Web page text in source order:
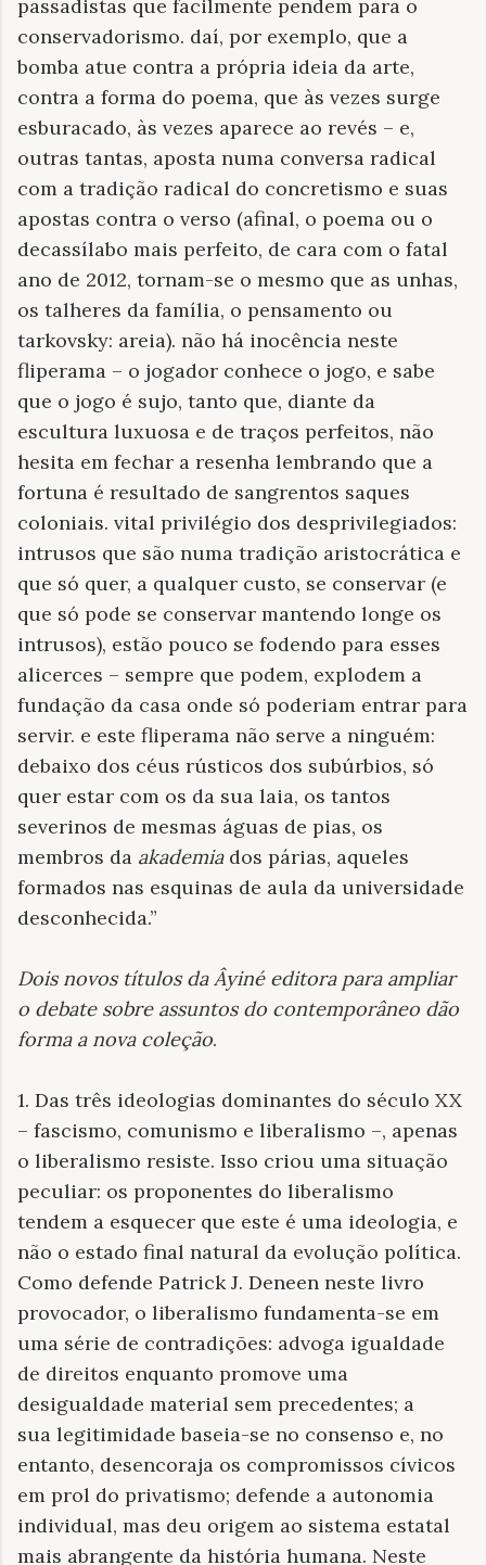
passadistas que facilmente pendem para o
conservadorismo. daí, por exemplo, que a
bomba atue contra a própria ideia da arte,
contra a forma do poema, que às vezes surge
esburacado, às vezes aparece ao revés – e,
outras tantas, aposta numa conversa radical
com a tradição radical do concretismo e suas
apostas contra o verso (afinal, o poema ou o
decassílabo mais perfeito, de cara com o fatal
ano de 2012, tornam-se o mesmo que as unhas,
os talheres da família, o pensamento ou
tarkovsky: areia). não há inocência neste
fliperama – o jogador conhece o jogo, e sabe
que o jogo é sujo, tanto que, diante da
escultura luxuosa e de traços perfeitos, não
hesita em fechar a resenha lembrando que a
fortuna é resultado de sangrentos saques
coloniais. vital privilégio dos desprivilegiados:
intrusos que são numa tradição aristocrática e
que só quer, a qualquer custo, se conservar (e
que só pode se conservar mantendo longe os
intrusos), estão pouco se fodendo para esses
alicerces – sempre que podem, explodem a
fundação da casa onde só poderiam entrar para
servir. e este fliperama não serve a ninguém:
debaixo dos céus rústicos dos subúrbios, só
quer estar com os da sua laia, os tantos
severinos de mesmas águas de pias, os
membros da akademiados párias, aqueles
formados nas esquinas de aula da universidade
desconhecida.”
Dois novos títulos da Âyiné editora para ampliar
o debate sobre assuntos do contemporâneo dão
forma a nova coleção.
1. Das três ideologias dominantes do século XX
– fascismo, comunismo e liberalismo –, apenas
o liberalismo resiste. Isso criou uma situação
peculiar: os proponentes do liberalismo
tendem a esquecer que este é uma ideologia, e
não o estado final natural da evolução política.
Como defende Patrick J. Deneen neste livro
provocador, o liberalismo fundamenta-se em
uma série de contradições: advoga igualdade
de direitos enquanto promove uma
desigualdade material sem precedentes; a
sua legitimidade baseia-se no consenso e, no
entanto, desencoraja os compromissos cívicos
em prol do privatismo; defende a autonomia
individual, mas deu origem ao sistema estatal
mais abrangente da história humana. Neste